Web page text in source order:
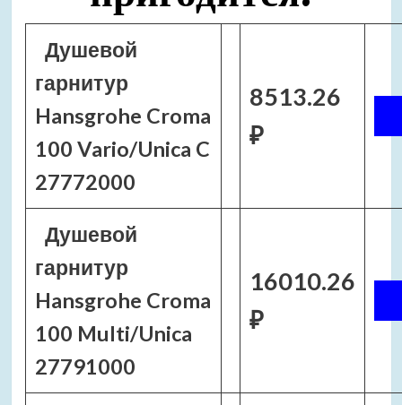
Душевой
гарнитур
Hansgrohe Croma
100 Vario/Unica C
27772000
8513.26
₽
Душевой
гарнитур
Hansgrohe Croma
100 Multi/Unica
27791000
16010.26
₽